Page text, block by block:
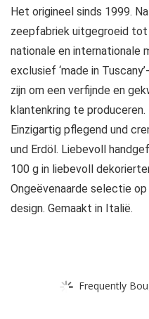
Het origineel sinds 1999.
zeepfabriek uitgegroeid
nationale en internationale
exclusief ‘made in
zijn om een ​​verfijnde en
klantenkring te produceren.
Einzigartig pflegend und
und Erdöl. Liebevoll
100 g in liebevoll
Ongeëvenaarde selectie
design. Gemaakt in Italië.
Frequently